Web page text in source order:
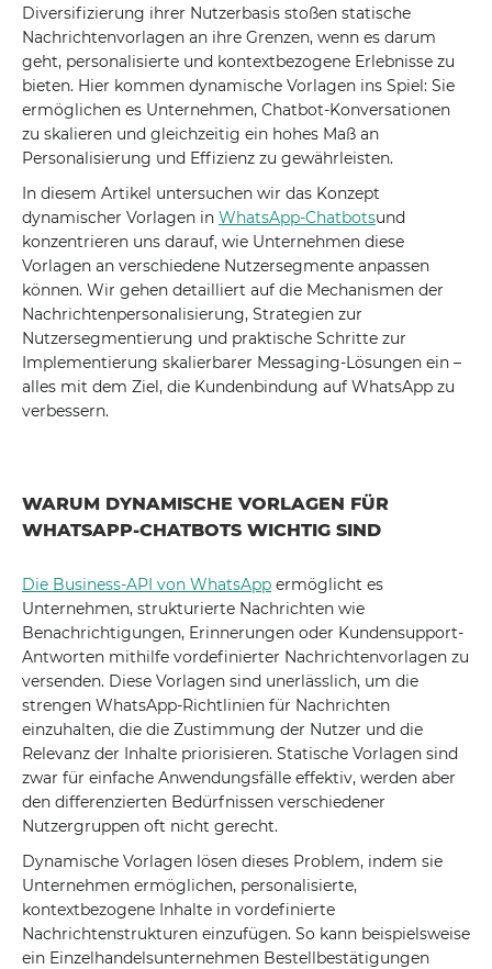
Diversifizierung ihrer Nutzerbasis stoßen statische
Nachrichtenvorlagen an ihre Grenzen, wenn es darum
geht, personalisierte und kontextbezogene Erlebnisse zu
bieten. Hier kommen dynamische Vorlagen ins Spiel: Sie
ermöglichen es Unternehmen, Chatbot-Konversationen
zu skalieren und gleichzeitig ein hohes Maß an
Personalisierung und Effizienz zu gewährleisten.
In diesem Artikel untersuchen wir das Konzept
dynamischer Vorlagen in WhatsApp-Chatbotsund
konzentrieren uns darauf, wie Unternehmen diese
Vorlagen an verschiedene Nutzersegmente anpassen
können. Wir gehen detailliert auf die Mechanismen der
Nachrichtenpersonalisierung, Strategien zur
Nutzersegmentierung und praktische Schritte zur
Implementierung skalierbarer Messaging-Lösungen ein –
alles mit dem Ziel, die Kundenbindung auf WhatsApp zu
verbessern.
WARUM DYNAMISCHE VORLAGEN FÜR
WHATSAPP-CHATBOTS WICHTIG SIND
Die Business-API von WhatsApp ermöglicht es
Unternehmen, strukturierte Nachrichten wie
Benachrichtigungen, Erinnerungen oder Kundensupport-
Antworten mithilfe vordefinierter Nachrichtenvorlagen zu
versenden. Diese Vorlagen sind unerlässlich, um die
strengen WhatsApp-Richtlinien für Nachrichten
einzuhalten, die die Zustimmung der Nutzer und die
Relevanz der Inhalte priorisieren. Statische Vorlagen sind
zwar für einfache Anwendungsfälle effektiv, werden aber
den differenzierten Bedürfnissen verschiedener
Nutzergruppen oft nicht gerecht.
Dynamische Vorlagen lösen dieses Problem, indem sie
Unternehmen ermöglichen, personalisierte,
kontextbezogene Inhalte in vordefinierte
Nachrichtenstrukturen einzufügen. So kann beispielsweise
ein Einzelhandelsunternehmen Bestellbestätigungen